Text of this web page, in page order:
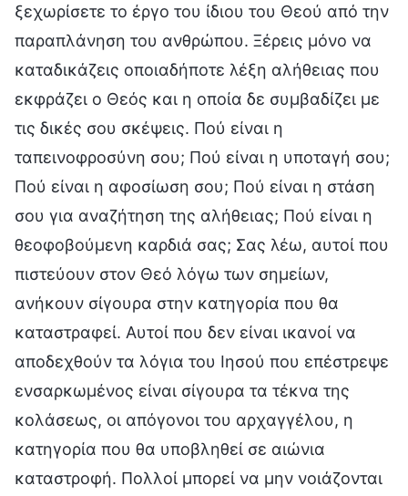
ξεχωρίσετε το έργο του ίδιου του Θεού από την
παραπλάνηση του ανθρώπου. Ξέρεις μόνο να
καταδικάζεις οποιαδήποτε λέξη αλήθειας που
εκφράζει ο Θεός και η οποία δε συμβαδίζει με
τις δικές σου σκέψεις. Πού είναι η
ταπεινοφροσύνη σου; Πού είναι η υποταγή σου;
Πού είναι η αφοσίωση σου; Πού είναι η στάση
σου για αναζήτηση της αλήθειας; Πού είναι η
θεοφοβούμενη καρδιά σας; Σας λέω, αυτοί που
πιστεύουν στον Θεό λόγω των σημείων,
ανήκουν σίγουρα στην κατηγορία που θα
καταστραφεί. Αυτοί που δεν είναι ικανοί να
αποδεχθούν τα λόγια του Ιησού που επέστρεψε
ενσαρκωμένος είναι σίγουρα τα τέκνα της
κολάσεως, οι απόγονοι του αρχαγγέλου, η
κατηγορία που θα υποβληθεί σε αιώνια
καταστροφή. Πολλοί μπορεί να μην νοιάζονται